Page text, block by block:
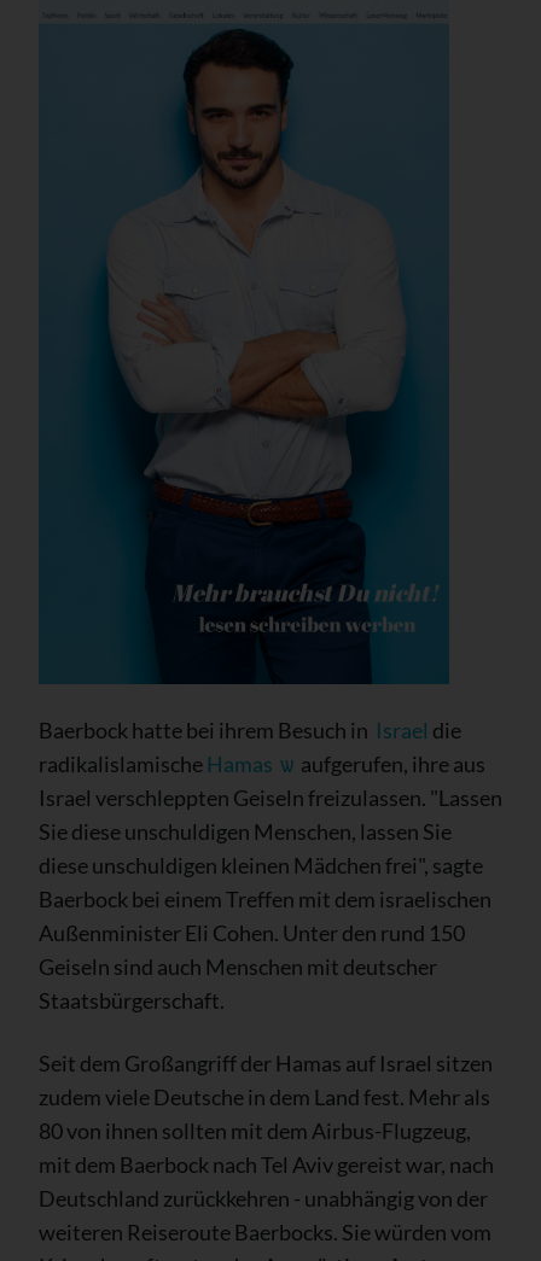
Baerbock hatte bei ihrem Besuch in Israel die
radikalislamische Hamas ѡ aufgerufen, ihre aus
Israel verschleppten Geiseln freizulassen. "Lassen
Sie diese unschuldigen Menschen, lassen Sie
diese unschuldigen kleinen Mädchen frei", sagte
Baerbock bei einem Treffen mit dem israelischen
Außenminister Eli Cohen. Unter den rund 150
Geiseln sind auch Menschen mit deutscher
Staatsbürgerschaft.
Seit dem Großangriff der Hamas auf Israel sitzen
zudem viele Deutsche in dem Land fest. Mehr als
80 von ihnen sollten mit dem Airbus-Flugzeug,
mit dem Baerbock nach Tel Aviv gereist war, nach
Deutschland zurückkehren - unabhängig von der
weiteren Reiseroute Baerbocks. Sie würden vom